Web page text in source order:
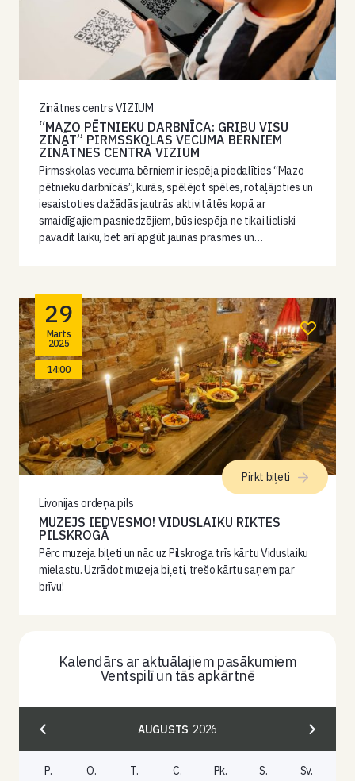
Zinātnes centrs VIZIUM
“MAZO PĒTNIEKU DARBNĪCA: GRIBU VISU
ZINĀT” PIRMSSKOLAS VECUMA BĒRNIEM
ZINĀTNES CENTRĀ VIZIUM
Pirmsskolas vecuma bērniem ir iespēja piedalīties “Mazo
pētnieku darbnīcās”, kurās, spēlējot spēles, rotaļājoties un
iesaistoties dažādās jautrās aktivitātēs kopā ar
smaidīgajiem pasniedzējiem, būs iespēja ne tikai lieliski
pavadīt laiku, bet arī apgūt jaunas prasmes un…
29
Marts
2025
14:00
Livonijas ordeņa pils
MUZEJS IEDVESMO! VIDUSLAIKU RIKTES
PILSKROGĀ
Pērc muzeja biļeti un nāc uz Pilskroga trīs kārtu Viduslaiku
mielastu. Uzrādot muzeja biļeti, trešo kārtu saņem par
brīvu!
Pirkt biļeti
Kalendārs ar aktuālajiem pasākumiem
Ventspilī un tās apkārtnē
AUGUSTS 2026
P. O. T. C. Pk. S. Sv.